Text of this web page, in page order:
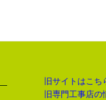
旧サイトはこち
旧専門工事店